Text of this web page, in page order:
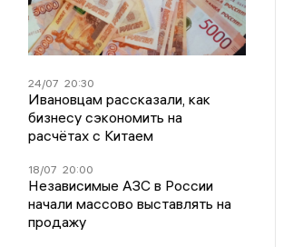
24/07 20:30
Ивановцам рассказали, как
бизнесу сэкономить на
расчётах с Китаем
18/07 20:00
Независимые АЗС в России
начали массово выставлять на
продажу